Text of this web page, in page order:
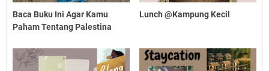
Baca Buku Ini Agar Kamu
Paham Tentang Palestina
Lunch @Kampung Kecil